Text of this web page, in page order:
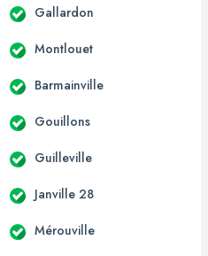
Gallardon
Montlouet
Barmainville
Gouillons
Guilleville
Janville 28
Mérouville